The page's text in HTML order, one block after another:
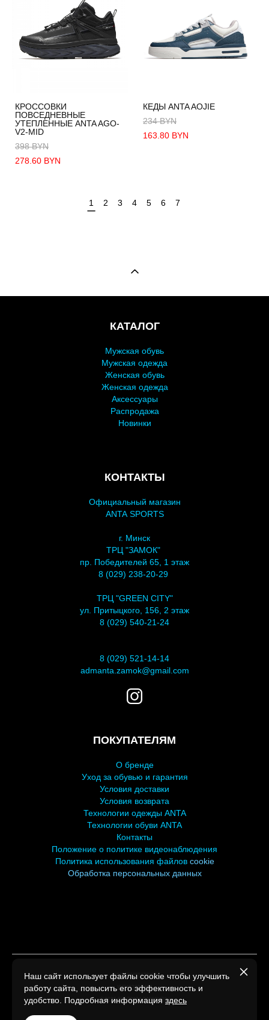
КРОССОВКИ
ПОВСЕДНЕВНЫЕ
УТЕПЛЕННЫЕ ANTA AGO-
V2-MID
398 BYN
278.60 BYN
КЕДЫ ANTA AOJIE
234 BYN
163.80 BYN
1 2 3 4 5 6 7
КАТАЛОГ
Мужская обувь
Мужская одежда
Женская обувь
Женская одежда
Аксессуары
Распродажа
Новинки
КОНТАКТЫ
Официальный магазин
ANTA SPORTS
г. Минск
ТРЦ "ЗАМОК"
пр. Победителей 65, 1 этаж
8 (029) 238-20-29
ТРЦ "GREEN CITY"
ул. Притыцкого, 156, 2 этаж
8 (029) 540-21-24
8 (029) 521-14-14
admanta.zamok@gmail.com
ПОКУПАТЕЛЯМ
О бренде
Уход за обувью и гарантия
Условия доставки
Условия возврата
Технологии одежды ANTA
Технологии обуви ANTA
Контакты
Положение о политике видеонаблюдения
Политика использования файлов cookie
Обработка персональных данных
ООО СПОРТПАРТНЕР
УНП193007494
©2026 Все права защищены.
Наш сайт использует файлы cookie чтобы улучшить
работу сайта, повысить его эффективность и
удобство. Подробная информация здесь